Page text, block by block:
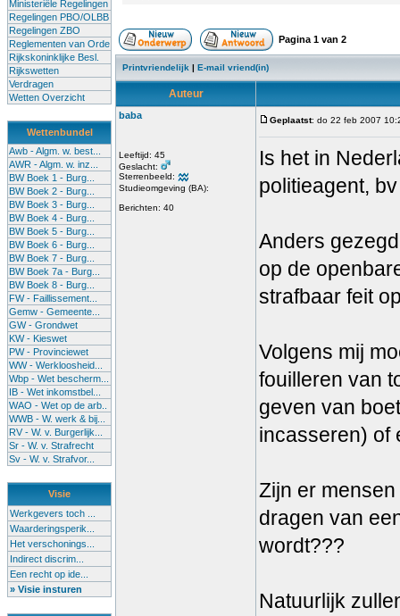
Ministeriële Regelingen
Regelingen PBO/OLBB
Regelingen ZBO
Reglementen van Orde
Rijkskoninklijke Besl.
Rijkswetten
Verdragen
Wetten Overzicht
Wettenbundel
Awb - Algm. w. best...
AWR - Algm. w. inz...
BW Boek 1 - Burg...
BW Boek 2 - Burg...
BW Boek 3 - Burg...
BW Boek 4 - Burg...
BW Boek 5 - Burg...
BW Boek 6 - Burg...
BW Boek 7 - Burg...
BW Boek 7a - Burg...
BW Boek 8 - Burg...
FW - Faillissement...
Gemw - Gemeente...
GW - Grondwet
KW - Kieswet
PW - Provinciewet
WW - Werkloosheid...
Wbp - Wet bescherm...
IB - Wet inkomstbel...
WAO - Wet op de arb..
WWB - W. werk & bij...
RV - W. v. Burgerlijk...
Sr - W. v. Strafrecht
Sv - W. v. Strafvor...
Visie
Werkgevers toch ...
Waarderingsperik...
Het verschonings...
Indirect discrim...
Een recht op ide...
» Visie insturen
Pagina 1 van 2
Printvriendelijk | E-mail vriend(in)
Auteur
baba
Leeftijd: 45
Geslacht:
Sterrenbeeld:
Studieomgeving (BA):
Berichten: 40
Geplaatst: do 22 feb 2007
Is het in
politieagent,
Anders
op de
strafbaar feit
Volgens mij
fouilleren van
geven van
incasseren) of
Zijn er
dragen van
wordt???
Natuurlijk